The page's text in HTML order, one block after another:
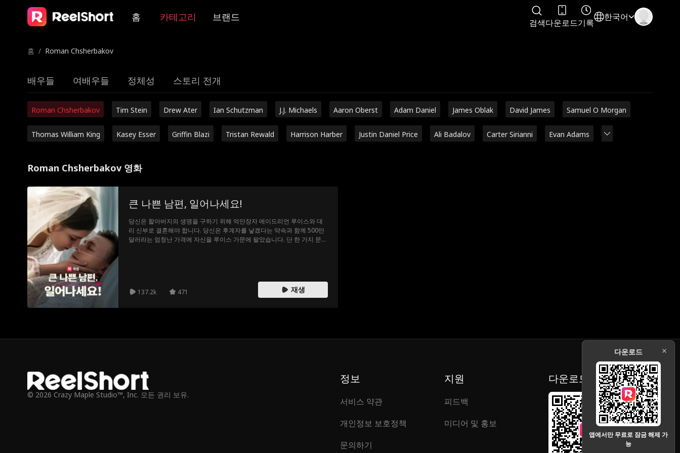
홈 카테고리 브랜드
검색다운로드기록
한국어
홈 / Roman Chsherbakov
배우들 여배우들 정체성 스토리 전개
Roman Chsherbakov Tim Stein Drew Ater Ian Schutzman J.J. Michaels Aaron Oberst Adam Daniel James Oblak David James Samuel O Morgan
Thomas William King Kasey Esser Griffin Blazi Tristan Rewald Harrison Harber Justin Daniel Price Ali Badalov Carter Sirianni Evan Adams
Roman Chsherbakov 영화
큰 나쁜 남편, 일어나세요!
당신은 할아버지의 생명을 구하기 위해 억만장자 에이드리언 루이스와 대
리 신부로 결혼해야 합니다. 당신은 후계자를 낳겠다는 약속과 함께 500만
달러라는 엄청난 가격에 자신을 루이스 가문에 팔았습니다. 단 한 가지 문제
137.2k 471 재생
© 2026 Crazy Maple Studio™, Inc. 모든 권리 보유.
정보
서비스 약관
개인정보 보호정책
문의하기
지원
피드백
미디어 및 홍보
다운로드
다운로드
앱에서만 무료로 잠금 해제 가
능